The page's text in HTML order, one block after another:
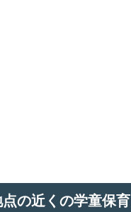
の近くの学童保育